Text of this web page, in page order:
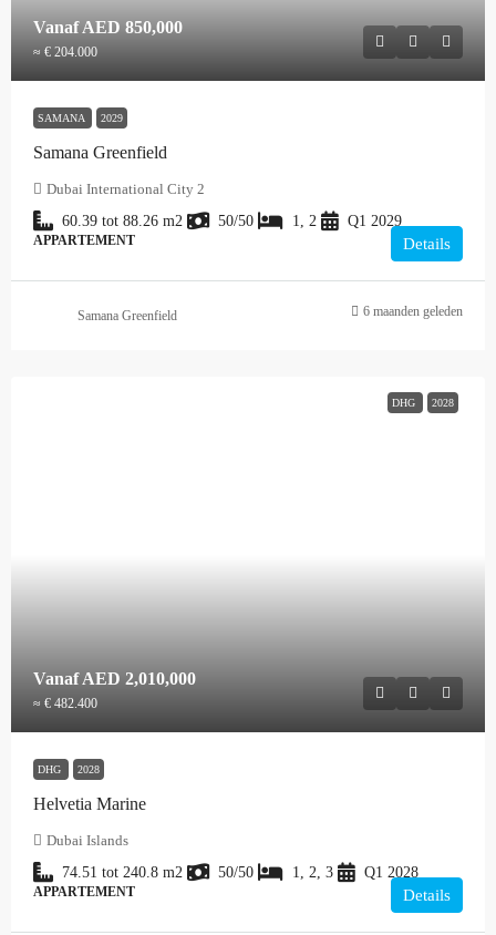
VanafAED 850,000
≈ € 204.000
SAMANA 2029
Samana Greenfield
Dubai International City 2
60.39 tot 88.26 m2 50/50 1, 2 Q1 2029
APPARTEMENT Details
Samana Greenfield 6 maanden geleden
DHG 2028
VanafAED 2,010,000
≈ € 482.400
DHG 2028
Helvetia Marine
Dubai Islands
74.51 tot 240.8 m2 50/50 1, 2, 3 Q1 2028
APPARTEMENT Details